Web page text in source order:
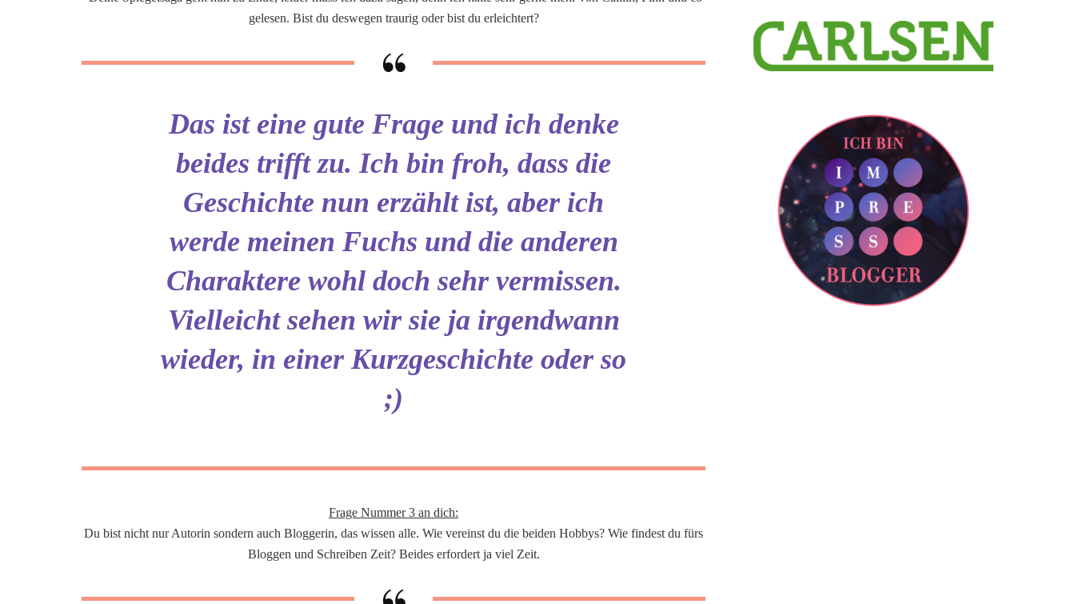
gelesen. Bist du deswegen traurig oder bist du erleichtert?
Das ist eine gute Frage und ich denke
beides trifft zu. Ich bin froh, dass die
Geschichte nun erzählt ist, aber ich
werde meinen Fuchs und die anderen
Charaktere wohl doch sehr vermissen.
Vielleicht sehen wir sie ja irgendwann
wieder, in einer Kurzgeschichte oder so
;)
Frage Nummer 3 an dich:
Du bist nicht nur Autorin sondern auch Bloggerin, das wissen alle. Wie vereinst du die beiden Hobbys? Wie findest du fürs
Bloggen und Schreiben Zeit? Beides erfordert ja viel Zeit.